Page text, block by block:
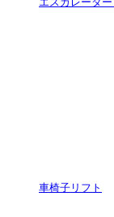
車椅子リフト